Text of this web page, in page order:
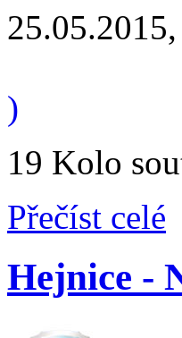
25.05.2015,
)
19 Kolo
Přečíst celé
Hejnice -